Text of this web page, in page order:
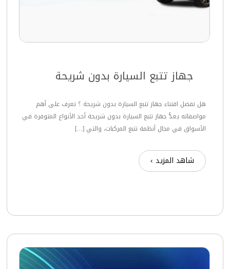
جهاز تتبع السيارة بدون شريحة
هل تفضل اقتناء جهاز تتبع السيارة بدون شريحة ؟ تعرف على أهم
مواصفاته يعدُّ جهاز تتبع السيارة بدون شريحة أحد الأنواع المتوفرة في
الأسواق في مجال أنظمة تتبع المركبات، والتي […]
شاهد المزيد ›